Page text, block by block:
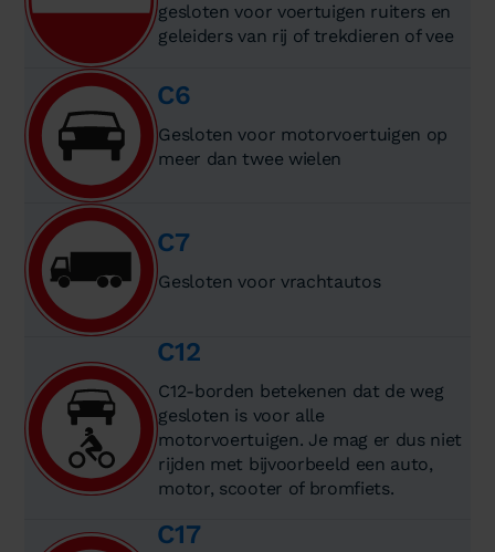
gesloten voor voertuigen ruiters en
geleiders van rij of trekdieren of vee
C6
Gesloten voor motorvoertuigen op
meer dan twee wielen
C7
Gesloten voor vrachtautos
C12
C12-borden betekenen dat de weg
gesloten is voor alle
motorvoertuigen. Je mag er dus niet
rijden met bijvoorbeeld een auto,
motor, scooter of bromfiets.
C17